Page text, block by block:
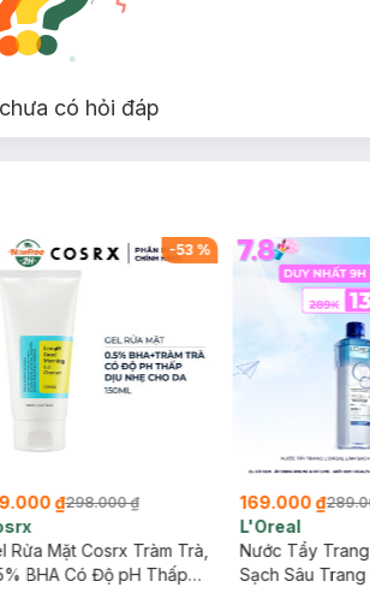
có hỏi đáp
-53%
₫298.000 ₫
Rửa Mặt Cosrx Tràm Trà,
BHA Có Độ pH Thấp
169.000 ₫
L'Oreal
Nước Tẩy
Sạch Sâu